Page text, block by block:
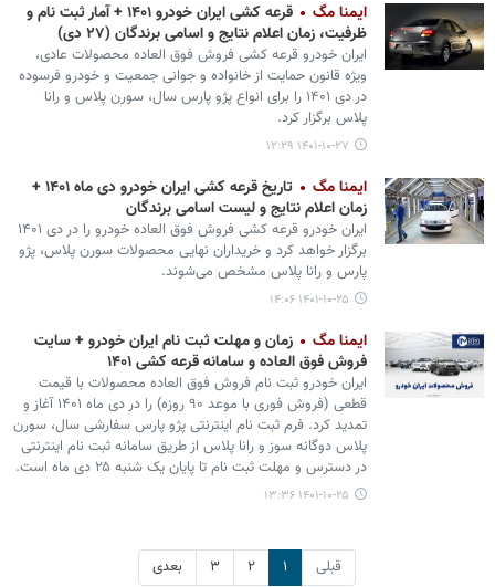
ایمنا مگ
قرعه کشی ایران خودرو ۱۴۰۱ + آمار ثبت نام و
ظرفیت، زمان اعلام نتایج و اسامی برندگان (۲۷ دی)
ایران خودرو قرعه کشی فروش فوق العاده محصولات عادی،
ویژه قانون حمایت از خانواده و جوانی جمعیت و خودرو فرسوده
در دی ۱۴۰۱ را برای انواع پژو پارس سال، سورن پلاس و رانا
پلاس برگزار کرد.
۱۴۰۱-۱۰-۲۷ ۱۲:۲۹
ایمنا مگ
تاریخ قرعه کشی ایران خودرو دی ماه ۱۴۰۱ +
زمان اعلام نتایج و لیست اسامی برندگان
ایران خودرو قرعه کشی فروش فوق العاده خودرو را در دی ۱۴۰۱
برگزار خواهد کرد و خریداران نهایی محصولات سورن پلاس، پژو
پارس و رانا پلاس مشخص می‌شوند.
۱۴۰۱-۱۰-۲۵ ۱۴:۰۶
ایمنا مگ
زمان و مهلت ثبت نام ایران خودرو + سایت
فروش فوق العاده و سامانه قرعه کشی ۱۴۰۱
ایران خودرو ثبت نام فروش فوق العاده محصولات با قیمت
قطعی (فروش فوری با موعد ۹۰ روزه) را در دی ماه ۱۴۰۱ آغاز و
تمدید کرد. فرم ثبت نام اینترنتی پژو پارس سفارشی سال، سورن
پلاس دوگانه سوز و رانا پلاس از طریق سامانه ثبت نام اینترنتی
در دسترس و مهلت ثبت نام تا پایان یک شنبه ۲۵ دی ماه است.
۱۴۰۱-۱۰-۲۵ ۱۳:۳۶
قبلی ۱ ۲ ۳ بعدی